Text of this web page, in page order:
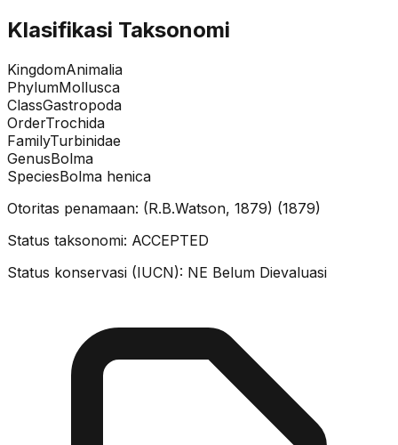
Klasifikasi Taksonomi
KingdomAnimalia
PhylumMollusca
ClassGastropoda
OrderTrochida
FamilyTurbinidae
GenusBolma
SpeciesBolma henica
Otoritas penamaan: (R.B.Watson, 1879) (1879)
Status taksonomi: ACCEPTED
Status konservasi (IUCN): NE Belum Dievaluasi